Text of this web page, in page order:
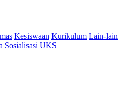
Kesiswaan Kurikulum Lain-lain
Sosialisasi UKS